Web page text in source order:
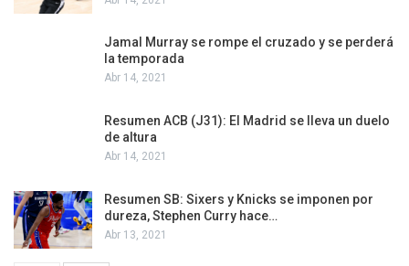
Jamal Murray se rompe el cruzado y se perderá
la temporada
Abr 14, 2021
Resumen ACB (J31): El Madrid se lleva un duelo
de altura
Abr 14, 2021
Resumen SB: Sixers y Knicks se imponen por
dureza, Stephen Curry hace…
Abr 13, 2021